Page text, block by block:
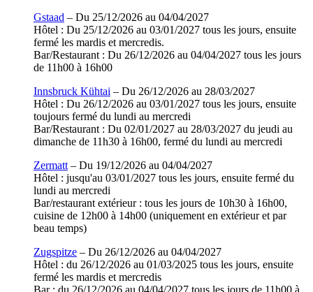
Gstaad – Du 25/12/2026 au 04/04/2027
Hôtel : Du 25/12/2026 au 03/01/2027 tous les jours, ensuite
fermé les mardis et mercredis.
Bar/Restaurant : Du 26/12/2026 au 04/04/2027 tous les jours
de 11h00 à 16h00
Innsbruck Kühtai – Du 26/12/2026 au 28/03/2027
Hôtel : Du 26/12/2026 au 03/01/2027 tous les jours, ensuite
toujours fermé du lundi au mercredi
Bar/Restaurant : Du 02/01/2027 au 28/03/2027 du jeudi au
dimanche de 11h30 à 16h00, fermé du lundi au mercredi
Zermatt – Du 19/12/2026 au 04/04/2027
Hôtel : jusqu'au 03/01/2027 tous les jours, ensuite fermé du
lundi au mercredi
Bar/restaurant extérieur : tous les jours de 10h30 à 16h00,
cuisine de 12h00 à 14h00 (uniquement en extérieur et par
beau temps)
Zugspitze – Du 26/12/2026 au 04/04/2027
Hôtel : du 26/12/2026 au 01/03/2025 tous les jours, ensuite
fermé les mardis et mercredis
Bar : du 26/12/2026 au 04/04/2027 tous les jours de 11h00 à